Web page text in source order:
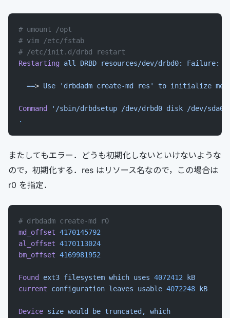
# umount /opt
# vim /etc/fstab
# /etc/init.d/drbd restart
Restarting all DRBD resources/dev/drbd0: Failure:
  ==
> Use 'drbdadm create-md res' to initialize
Command
'/sbin/drbdsetup /dev/drbd0 disk /dev/
.
またしてもエラー．どうも初期化しないといけないような
ので，初期化する．res はリソース名なので，この場合は
r0 を指定．
# drbdadm create-md r0
md_offset 4170145792
al_offset 4170113024
bm_offset 4169981952
Found ext3 filesystem which uses 4072412 kB
current configuration leaves usable 4072248 kB
Device size would be truncated,
which